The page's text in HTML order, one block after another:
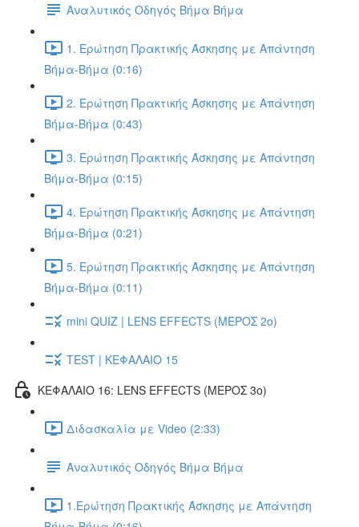
Αναλυτικός Οδηγός Βήμα Βήμα
1. Ερώτηση Πρακτικής Άσκησης με Απάντηση
Βήμα-Βήμα (0:16)
2. Ερώτηση Πρακτικής Άσκησης με Απάντηση
Βήμα-Βήμα (0:43)
3. Ερώτηση Πρακτικής Άσκησης με Απάντηση
Βήμα-Βήμα (0:15)
4. Ερώτηση Πρακτικής Άσκησης με Απάντηση
Βήμα-Βήμα (0:21)
5. Ερώτηση Πρακτικής Άσκησης με Απάντηση
Βήμα-Βήμα (0:11)
mini QUIZ | LENS EFFECTS (ΜΕΡΟΣ 2o)
TEST | ΚΕΦΑΛΑΙΟ 15
ΚΕΦΑΛΑΙΟ 16: LENS EFFECTS (ΜΕΡΟΣ 3o)
Διδασκαλία με Video (2:33)
Αναλυτικός Οδηγός Βήμα Βήμα
1.Ερώτηση Πρακτικής Άσκησης με Απάντηση